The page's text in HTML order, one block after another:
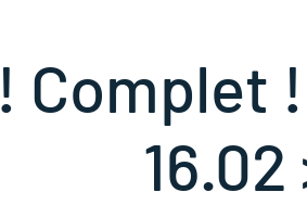
! Complet